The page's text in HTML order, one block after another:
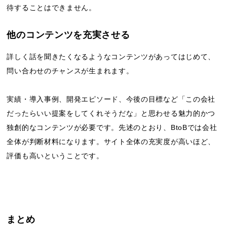
待することはできません。
他のコンテンツを充実させる
詳しく話を聞きたくなるようなコンテンツがあってはじめて、
問い合わせのチャンスが生まれます。
実績・導入事例、開発エピソード、今後の目標など「この会社
だったらいい提案をしてくれそうだな」と思わせる魅力的かつ
独創的なコンテンツが必要です。先述のとおり、BtoBでは会社
全体が判断材料になります。サイト全体の充実度が高いほど、
評価も高いということです。
まとめ